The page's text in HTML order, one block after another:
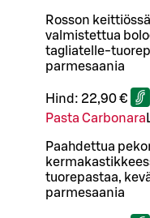
Rosson
valmistettua
tagliatelle-
parmesaania
Hind: 22,90 €
Pasta Carbonara
Paahdettua
tuorepastaa,
parmesaania